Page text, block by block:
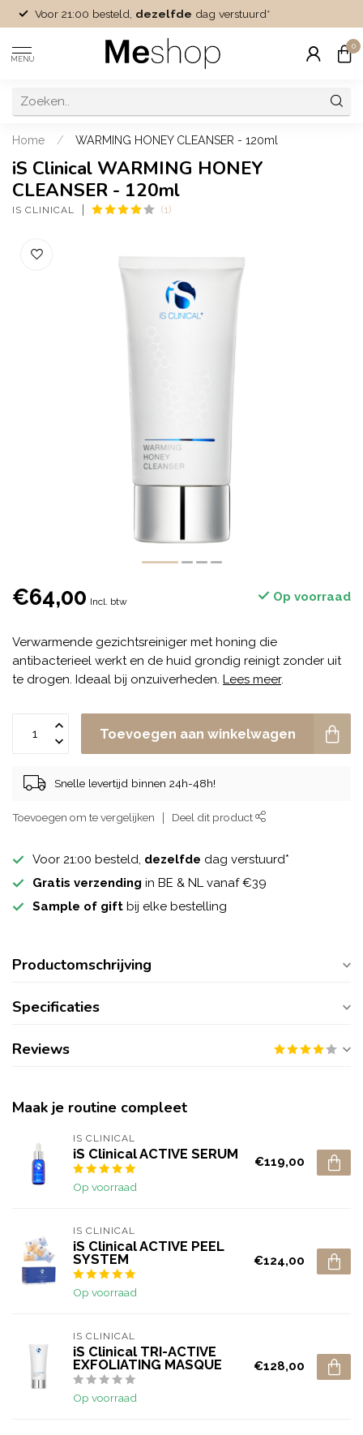
Voor 21:00 besteld, dezelfde dag verstuurd*
MENU
0
Home / WARMING HONEY CLEANSER - 120ml
iS Clinical WARMING HONEY
CLEANSER - 120ml
IS CLINICAL (1)
€64,00 Incl. btw Op voorraad
Verwarmende gezichtsreiniger met honing die
antibacterieel werkt en de huid grondig reinigt zonder uit
te drogen. Ideaal bij onzuiverheden. Lees meer.
Toevoegen aan winkelwagen
Snelle levertijd binnen 24h-48h!
Toevoegen om te vergelijken Deel dit product
Voor 21:00 besteld, dezelfde dag verstuurd*
Gratis verzending in BE & NL vanaf €39
Sample of gift bij elke bestelling
Productomschrijving
Specificaties
Reviews
Maak je routine compleet
IS CLINICAL
iS Clinical ACTIVE SERUM
Op voorraad
€119,00
IS CLINICAL
iS Clinical ACTIVE PEEL
SYSTEM
Op voorraad
€124,00
IS CLINICAL
iS Clinical TRI-ACTIVE
EXFOLIATING MASQUE
Op voorraad
€128,00